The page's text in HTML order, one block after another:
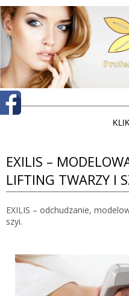
EXILIS –
LIFTING TWARZY I
EXILIS – odchudzanie,
szyi.